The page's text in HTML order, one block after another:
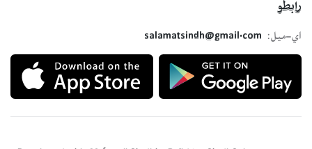
رابطو
اي-ميل:
salamatsindh@gmail.com
Developed with ❤️ for all Sindhis. Build by SindhSalamat